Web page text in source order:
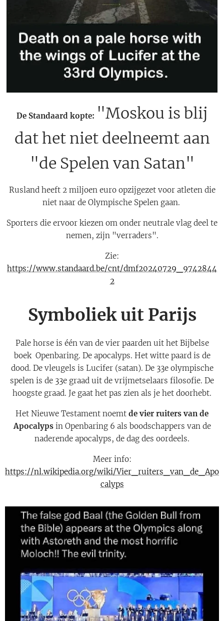
De Standaard kopte: "Moskou is blij
dat het niet deelneemt aan
"de Spelen van Satan"
Rusland heeft 2 miljoen euro opzijgezet voor atleten die
niet naar de Olympische Spelen gaan.
Sporters die ervoor kiezen om onder neutrale vlag deel te
nemen, zijn "verraders".
Zie:
https://www.standaard.be/cnt/dmf20240729_9742844
2
Symboliek uit Parijs
Pale horse is één van de vier paarden uit het Bijbelse
boek Openbaring. De apocalyps. Het witte paard is de
dood. De vleugels is Lucifer (satan). De 33e olympische
spelen is de 33e graad uit de vrijmetselaars filosofie. De
hoogste graad. Je gaat het pas zien als je het doorhebt.
Het Nieuwe Testament noemt de vier ruiters van de
Apocalypsin Openbaring 6 als boodschappers van de
naderende apocalyps, de dag des oordeels.
Meer info:
https://nl.wikipedia.org/wiki/Vier_ruiters_van_de_Apo
calyps